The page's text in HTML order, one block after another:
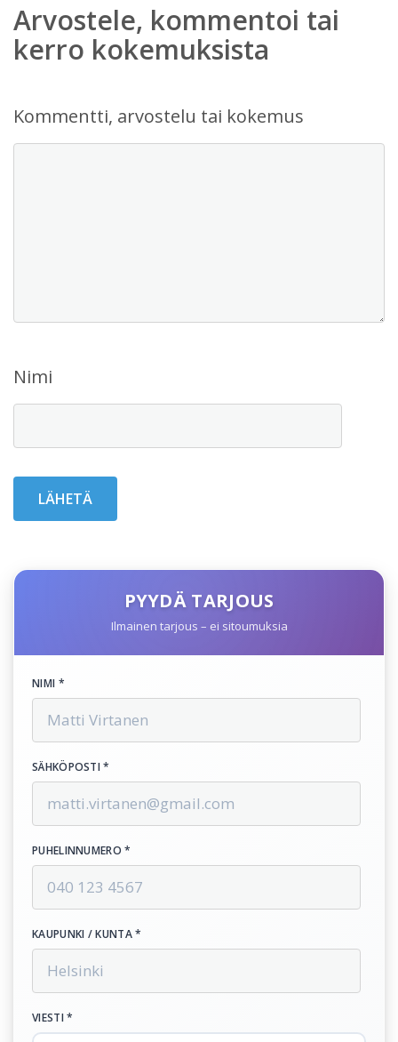
Arvostele, kommentoi tai
kerro kokemuksista
Kommentti, arvostelu tai kokemus
Nimi
PYYDÄ TARJOUS
Ilmainen tarjous – ei sitoumuksia
NIMI *
SÄHKÖPOSTI *
PUHELINNUMERO *
KAUPUNKI / KUNTA *
VIESTI *